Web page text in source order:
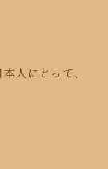
人にとって、